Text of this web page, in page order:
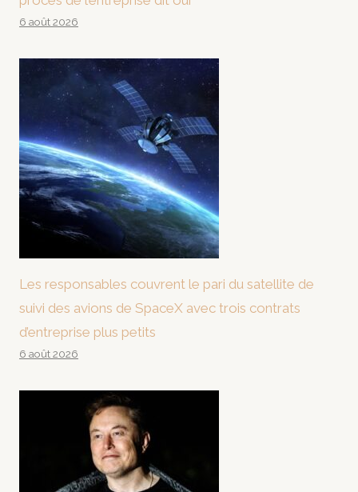
6 août 2026
Les responsables couvrent le pari du satellite de
suivi des avions de SpaceX avec trois contrats
d’entreprise plus petits
6 août 2026